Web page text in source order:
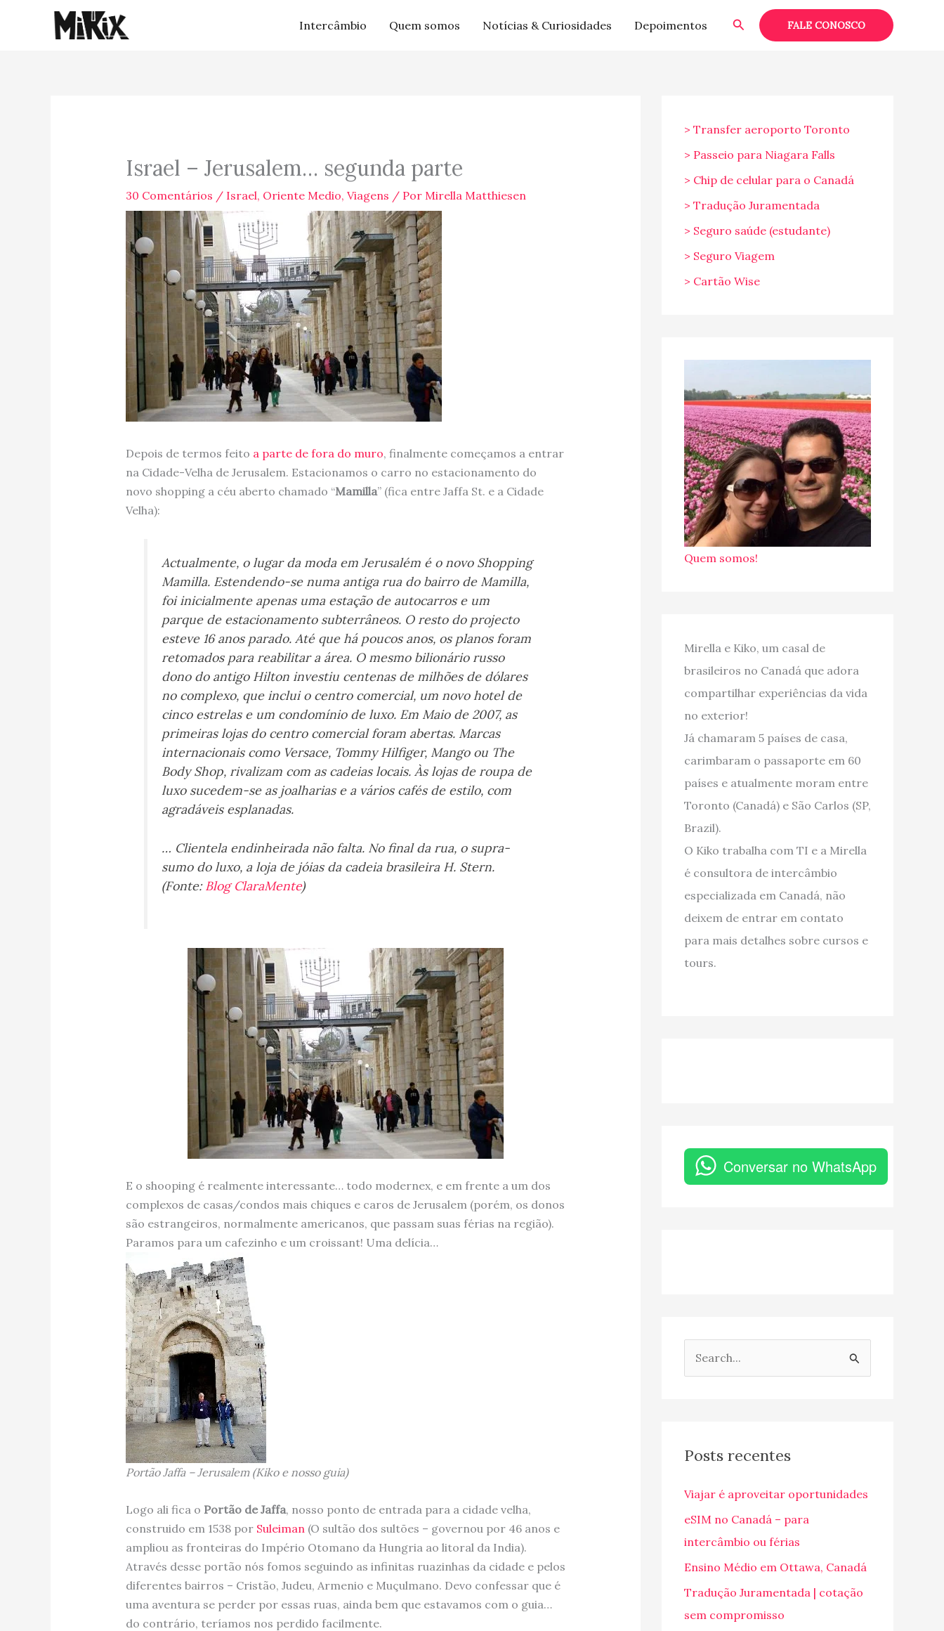
Intercâmbio Quem somos Notícias & Curiosidades Depoimentos PesquisarFALE CONOSCO
Israel – Jerusalem… segunda parte
30 Comentários / Israel, Oriente Medio, Viagens / Por Mirella Matthiesen
Depois de termos feito a parte de fora do muro, finalmente começamos a entrar
na Cidade-Velha de Jerusalem. Estacionamos o carro no estacionamento do
novo shopping a céu aberto chamado “Mamilla” (fica entre Jaffa St. e a Cidade
Velha):
Actualmente, o lugar da moda em Jerusalém é o novo Shopping
Mamilla. Estendendo-se numa antiga rua do bairro de Mamilla,
foi inicialmente apenas uma estação de autocarros e um
parque de estacionamento subterrâneos. O resto do projecto
esteve 16 anos parado. Até que há poucos anos, os planos foram
retomados para reabilitar a área. O mesmo bilionário russo
dono do antigo Hilton investiu centenas de milhões de dólares
no complexo, que inclui o centro comercial, um novo hotel de
cinco estrelas e um condomínio de luxo. Em Maio de 2007, as
primeiras lojas do centro comercial foram abertas. Marcas
internacionais como Versace, Tommy Hilfiger, Mango ou The
Body Shop, rivalizam com as cadeias locais. Às lojas de roupa de
luxo sucedem-se as joalharias e a vários cafés de estilo, com
agradáveis esplanadas.
… Clientela endinheirada não falta. No final da rua, o supra-
sumo do luxo, a loja de jóias da cadeia brasileira H. Stern.
(Fonte:Blog ClaraMente)
E o shooping é realmente interessante… todo modernex, e em frente a um dos
complexos de casas/condos mais chiques e caros de Jerusalem (porém, os donos
são estrangeiros, normalmente americanos, que passam suas férias na região).
Paramos para um cafezinho e um croissant! Uma delícia…
Portão Jaffa – Jerusalem (Kiko e nosso guia)
Logo ali fica o Portão de Jaffa, nosso ponto de entrada para a cidade velha,
construido em 1538 por Suleiman (O sultão dos sultões – governou por 46 anos e
ampliou as fronteiras do Império Otomano da Hungria ao litoral da India).
Através desse portão nós fomos seguindo as infinitas ruazinhas da cidade e pelos
diferentes bairros – Cristão, Judeu, Armenio e Muçulmano. Devo confessar que é
uma aventura se perder por essas ruas, ainda bem que estavamos com o guia…
do contrário, teríamos nos perdido facilmente.
> Transfer aeroporto Toronto
> Passeio para Niagara Falls
> Chip de celular para o Canadá
> Tradução Juramentada
> Seguro saúde (estudante)
> Seguro Viagem
> Cartão Wise
Quem somos!
Mirella e Kiko, um casal de
brasileiros no Canadá que adora
compartilhar experiências da vida
no exterior!
Já chamaram 5 países de casa,
carimbaram o passaporte em 60
países e atualmente moram entre
Toronto (Canadá) e São Carlos (SP,
Brazil).
O Kiko trabalha com TI e a Mirella
é consultora de intercâmbio
especializada em Canadá, não
deixem de entrar em contato
para mais detalhes sobre cursos e
tours.
Conversar no WhatsApp
u
s
a
r
p
o
Posts recentes
Viajar é aproveitar oportunidades
eSIM no Canadá – para
intercâmbio ou férias
Ensino Médio em Ottawa, Canadá
Tradução Juramentada | cotação
sem compromisso